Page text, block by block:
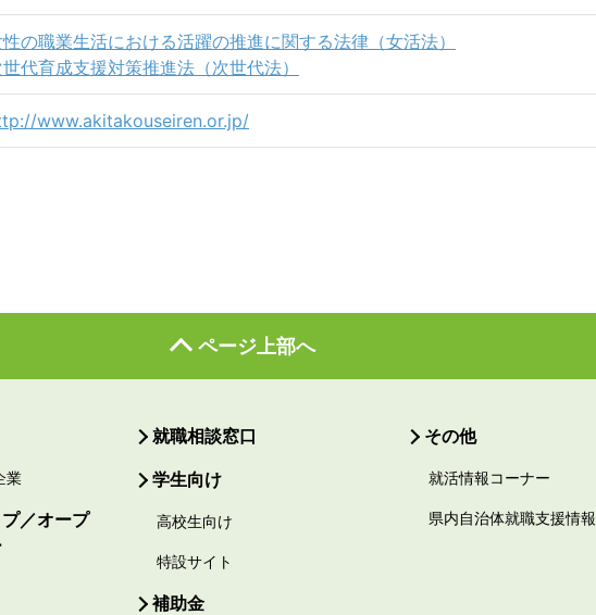
の職業生活における活躍の推進に関する法律（女活法）
代育成支援対策推進法（次世代法）
www.akitakouseiren.or.jp/
ページ上部へ
業
／オープ
就職相談窓口
学生向け
高校生向け
特設サイト
補助金
その他
就活情報コーナー
県内自治体就職支援情報